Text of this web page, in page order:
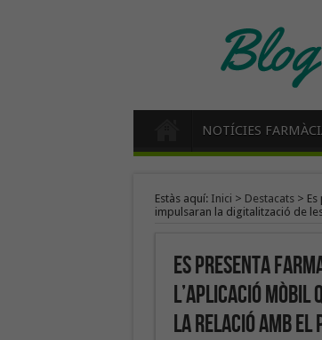
NOTÍCIES
Estàs aquí: Inici > Destacats>
impulsaran la digitalització de
Es presenta
l’aplicació mòbil
la relació amb el